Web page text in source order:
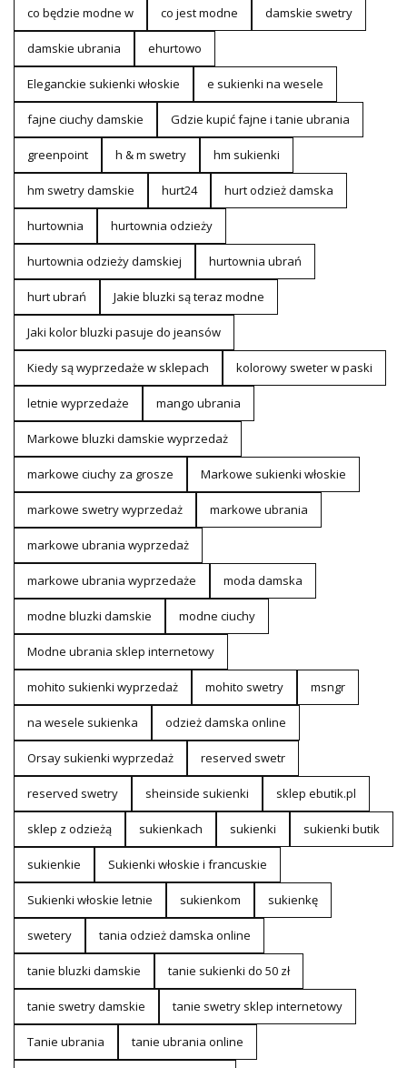
co będzie modne w co jest modne damskie swetry
damskie ubrania ehurtowo
Eleganckie sukienki włoskie e sukienki na wesele
fajne ciuchy damskie Gdzie kupić fajne i tanie ubrania
greenpoint h & m swetry hm sukienki
hm swetry damskie hurt24 hurt odzież damska
hurtownia hurtownia odzieży
hurtownia odzieży damskiej hurtownia ubrań
hurt ubrań Jakie bluzki są teraz modne
Jaki kolor bluzki pasuje do jeansów
Kiedy są wyprzedaże w sklepach kolorowy sweter w paski
letnie wyprzedaże mango ubrania
Markowe bluzki damskie wyprzedaż
markowe ciuchy za grosze Markowe sukienki włoskie
markowe swetry wyprzedaż markowe ubrania
markowe ubrania wyprzedaż
markowe ubrania wyprzedaże moda damska
modne bluzki damskie modne ciuchy
Modne ubrania sklep internetowy
mohito sukienki wyprzedaż mohito swetry msngr
na wesele sukienka odzież damska online
Orsay sukienki wyprzedaż reserved swetr
reserved swetry sheinside sukienki sklep ebutik.pl
sklep z odzieżą sukienkach sukienki sukienki butik
sukienkie Sukienki włoskie i francuskie
Sukienki włoskie letnie sukienkom sukienkę
swetery tania odzież damska online
tanie bluzki damskie tanie sukienki do 50 zł
tanie swetry damskie tanie swetry sklep internetowy
Tanie ubrania tanie ubrania online